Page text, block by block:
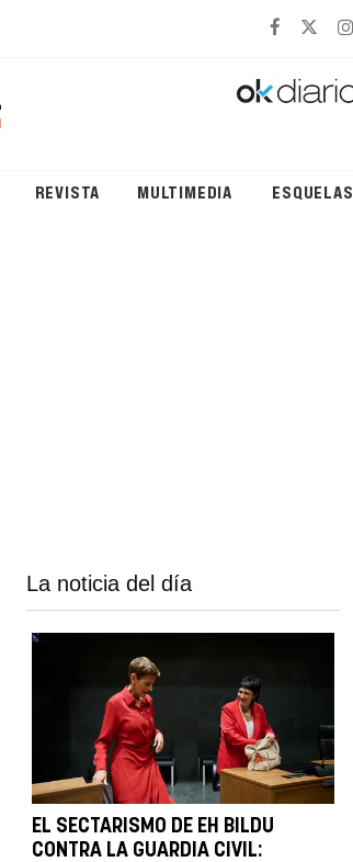
REVISTA MULTIMEDIA ESQUELAS
La noticia del día
EL SECTARISMO DE EH BILDU
CONTRA LA GUARDIA CIVIL: